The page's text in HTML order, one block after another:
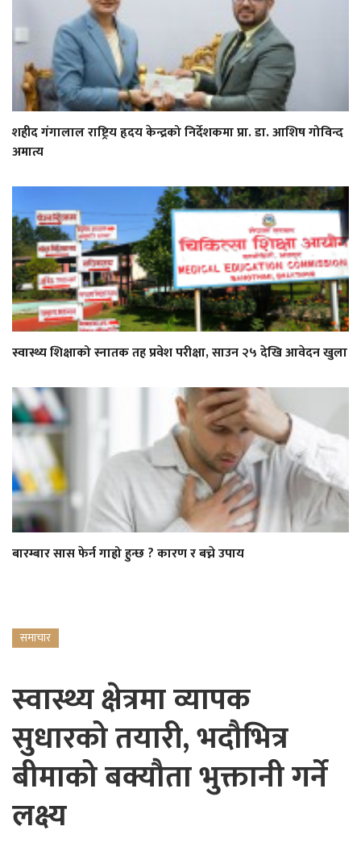
शहीद गंगालाल राष्ट्रिय हृदय केन्द्रको निर्देशकमा प्रा. डा. आशिष गोविन्द
अमात्य
स्वास्थ्य शिक्षाको स्नातक तह प्रवेश परीक्षा, साउन २५ देखि आवेदन खुला
बारम्बार सास फेर्न गाह्रो हुन्छ ? कारण र बच्ने उपाय
समाचार
स्वास्थ्य क्षेत्रमा व्यापक
सुधारको तयारी, भदौभित्र
बीमाको बक्यौता भुक्तानी गर्ने
लक्ष्य